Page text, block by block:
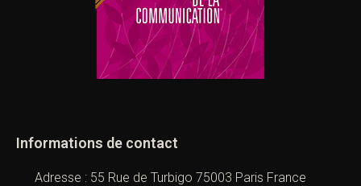
Informations de contact
Adresse : 55 Rue de Turbigo 75003 Paris France